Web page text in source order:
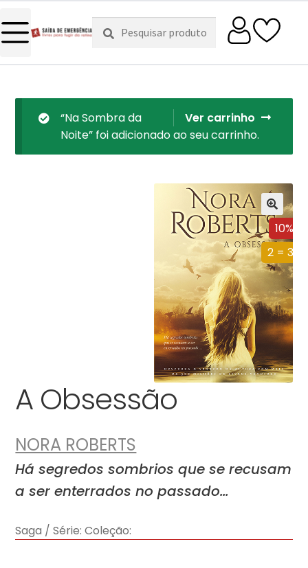
Pesquisar
por:
Pesquisa
Ver carrinho
“Na Sombra da
Noite” foi adicionado ao seu carrinho.
10%
2 = 3
A Obsessão
NORA ROBERTS
Há segredos sombrios que se recusam
a ser enterrados no passado…
Saga / Série: Coleção: